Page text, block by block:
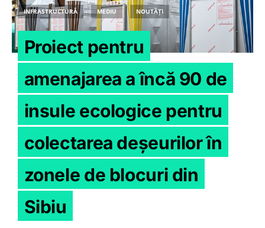
INFRASTRUCTURĂ MEDIU NOUTĂȚI
Proiect pentru
amenajarea a încă 90 de
insule ecologice pentru
colectarea deșeurilor în
zonele de blocuri din
Sibiu